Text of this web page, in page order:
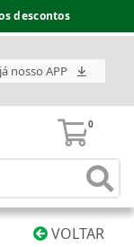
descontos
nosso APP
0
VOLTAR